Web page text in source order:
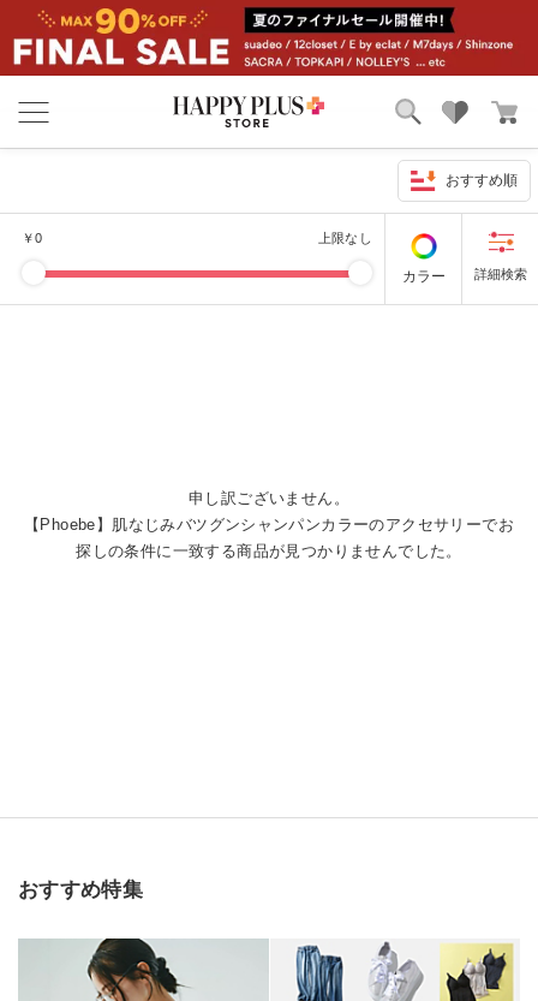
雑誌掲載アイテム
おすすめ順
￥0 上限なし
カラー
申し訳ございません。
【Phoebe】肌なじみバツグンシャンパンカラーのアクセサリーでお
探しの条件に一致する商品が見つかりませんでした。
おすすめ特集